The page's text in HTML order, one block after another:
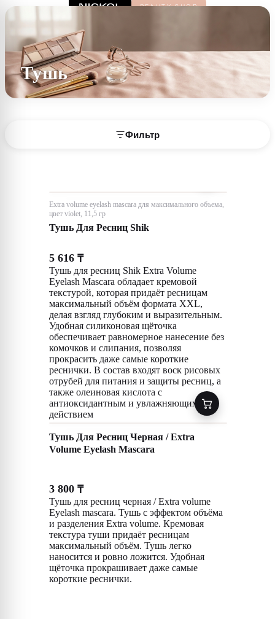
Тушь
Фильтр
Extra volume eyelash mascara для максимального объема,
цвет violet, 11,5 гр
Тушь Для Ресниц Shik
5 616 ₸
Тушь для ресниц Shik Extra Volume
Eyelash Mascara обладает кремовой
текстурой, которая придаёт ресницам
максимальный объём формата XXL,
делая взгляд глубоким и выразительным.
Удобная силиконовая щёточка
обеспечивает равномерное нанесение без
комочков и слипания, позволяя
прокрасить даже самые короткие
реснички. В состав входят воск рисовых
отрубей для питания и защиты ресниц, а
также олеиновая кислота с
антиоксидантным и увлажняющим
действием
Тушь Для Ресниц Черная / Extra
Volume Eyelash Mascara
3 800 ₸
Тушь для ресниц черная / Extra volume
Eyelash mascara. Тушь с эффектом объёма
и разделения Extra volume. Кремовая
текстура туши придаёт ресницам
максимальный объём. Тушь легко
наносится и ровно ложится. Удобная
щёточка прокрашивает даже самые
короткие реснички.